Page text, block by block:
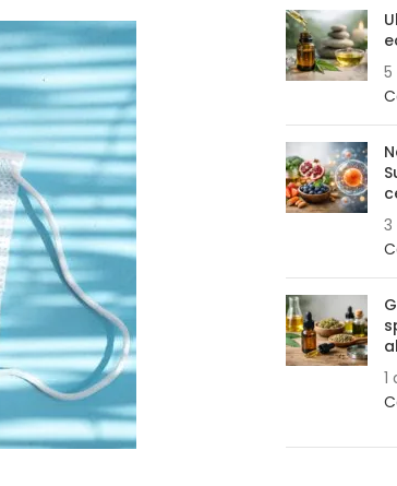
5
3
1